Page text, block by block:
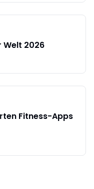
Welt 2026
Fitness-Apps